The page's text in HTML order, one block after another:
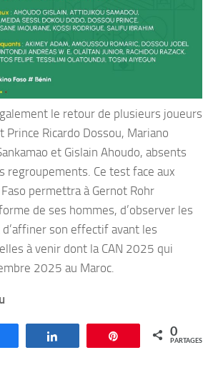
le retour de plusieurs joueurs
Ricardo Dossou, Mariano
et Gislain Ahoudo, absents
regroupements. Ce test face aux
permettra à Gernot Rohr
de ses hommes, d’observer les
son effectif avant les
à venir dont la CAN 2025 qui
2025 au Maroc.
Épingle 0
PARTAGES